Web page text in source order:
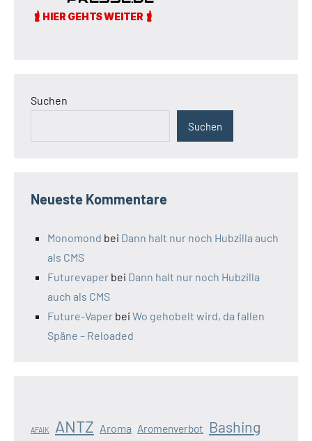
Suchen
Suchen
Neueste Kommentare
Monomond bei Dann halt nur noch Hubzilla auch
als CMS
Futurevaper bei Dann halt nur noch Hubzilla
auch als CMS
Future-Vaper bei Wo gehobelt wird, da fallen
Späne – Reloaded
AFAIK ANTZ Aroma Aromenverbot Bashing